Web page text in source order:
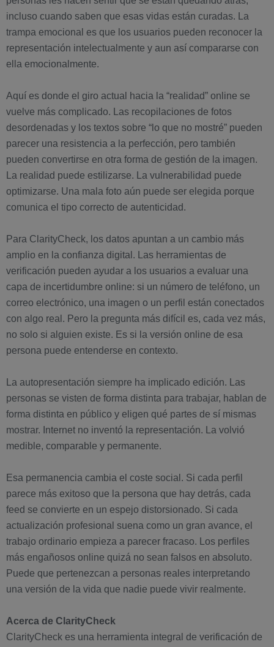
incluso cuando saben que esas vidas están curadas. La
trampa emocional es que los usuarios pueden reconocer la
representación intelectualmente y aun así compararse con
ella emocionalmente.
Aquí es donde el giro actual hacia la “realidad” online se
vuelve más complicado. Las recopilaciones de fotos
desordenadas y los textos sobre “lo que no mostré” pueden
parecer una resistencia a la perfección, pero también
pueden convertirse en otra forma de gestión de la imagen.
La realidad puede estilizarse. La vulnerabilidad puede
optimizarse. Una mala foto aún puede ser elegida porque
comunica el tipo correcto de autenticidad.
Para ClarityCheck, los datos apuntan a un cambio más
amplio en la confianza digital. Las herramientas de
verificación pueden ayudar a los usuarios a evaluar una
capa de incertidumbre online: si un número de teléfono, un
correo electrónico, una imagen o un perfil están conectados
con algo real. Pero la pregunta más difícil es, cada vez más,
no solo si alguien existe. Es si la versión online de esa
persona puede entenderse en contexto.
La autopresentación siempre ha implicado edición. Las
personas se visten de forma distinta para trabajar, hablan de
forma distinta en público y eligen qué partes de sí mismas
mostrar. Internet no inventó la representación. La volvió
medible, comparable y permanente.
Esa permanencia cambia el coste social. Si cada perfil
parece más exitoso que la persona que hay detrás, cada
feed se convierte en un espejo distorsionado. Si cada
actualización profesional suena como un gran avance, el
trabajo ordinario empieza a parecer fracaso. Los perfiles
más engañosos online quizá no sean falsos en absoluto.
Puede que pertenezcan a personas reales interpretando
una versión de la vida que nadie puede vivir realmente.
Acerca de ClarityCheck
ClarityCheck es una herramienta integral de verificación de